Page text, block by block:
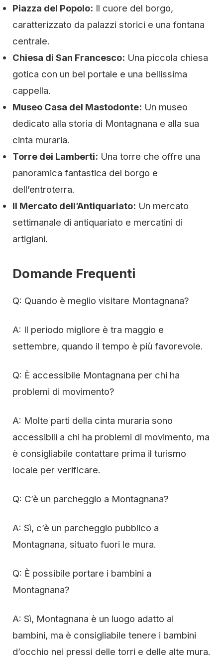
Piazza del Popolo: Il cuore del borgo,
caratterizzato da palazzi storici e una fontana
centrale.
Chiesa di San Francesco: Una piccola chiesa
gotica con un bel portale e una bellissima
cappella.
Museo Casa del Mastodonte: Un museo
dedicato alla storia di Montagnana e alla sua
cinta muraria.
Torre dei Lamberti: Una torre che offre una
panoramica fantastica del borgo e
dell’entroterra.
Il Mercato dell’Antiquariato: Un mercato
settimanale di antiquariato e mercatini di
artigiani.
Domande Frequenti
Q: Quando è meglio visitare Montagnana?
A: Il periodo migliore è tra maggio e
settembre, quando il tempo è più favorevole.
Q: È accessibile Montagnana per chi ha
problemi di movimento?
A: Molte parti della cinta muraria sono
accessibili a chi ha problemi di movimento, ma
è consigliabile contattare prima il turismo
locale per verificare.
Q: C’è un parcheggio a Montagnana?
A: Sì, c’è un parcheggio pubblico a
Montagnana, situato fuori le mura.
Q: È possibile portare i bambini a
Montagnana?
A: Sì, Montagnana è un luogo adatto ai
bambini, ma è consigliabile tenere i bambini
d’occhio nei pressi delle torri e delle alte mura.